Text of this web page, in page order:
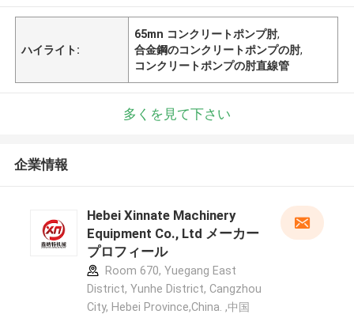
ハイライト:
65mn コンクリートポンプ肘,
合金鋼のコンクリートポンプの肘,
コンクリートポンプの肘直線管
多くを見て下さい
企業情報
Hebei Xinnate Machinery
Equipment Co., Ltd メーカー
プロフィール
Room 670, Yuegang East
District, Yunhe District, Cangzhou
City, Hebei Province,China. ,中国